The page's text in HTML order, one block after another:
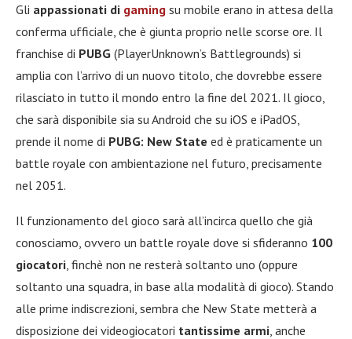
Gli appassionati di gaming su mobile erano in attesa della
conferma ufficiale, che è giunta proprio nelle scorse ore. Il
franchise di PUBG (PlayerUnknown’s Battlegrounds) si
amplia con l’arrivo di un nuovo titolo, che dovrebbe essere
rilasciato in tutto il mondo entro la fine del 2021. Il gioco,
che sarà disponibile sia su Android che su iOS e iPadOS,
prende il nome di PUBG: New State ed è praticamente un
battle royale con ambientazione nel futuro, precisamente
nel 2051.
Il funzionamento del gioco sarà all’incirca quello che già
conosciamo, ovvero un battle royale dove si sfideranno 100
giocatori , finchè non ne resterà soltanto uno (oppure
soltanto una squadra, in base alla modalità di gioco). Stando
alle prime indiscrezioni, sembra che New State metterà a
disposizione dei videogiocatori tantissime armi , anche